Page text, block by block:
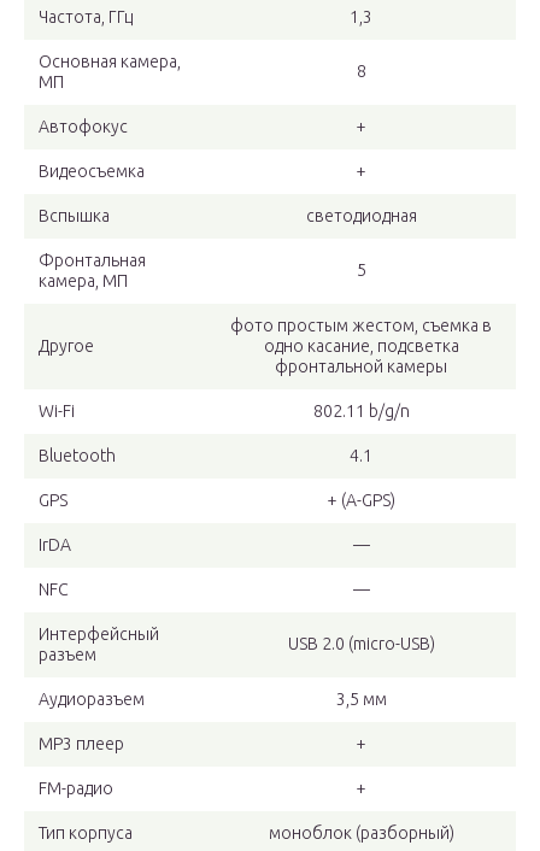
Частота, ГГц 1,3
Основная камера,
МП
8
Автофокус +
Видеосъемка +
Вспышка светодиодная
Фронтальная
камера, МП
5
Другое
фото простым жестом, съемка в
одно касание, подсветка
фронтальной камеры
Wi-Fi 802.11 b/g/n
Bluetooth 4.1
GPS + (A-GPS)
IrDA —
NFC —
Интерфейсный
разъем
USB 2.0 (micro-USB)
Аудиоразъем 3,5 мм
MP3 плеер +
FM-радио +
Тип корпуса моноблок (разборный)